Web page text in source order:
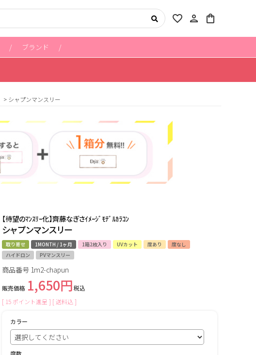
favorite_border person shopping_bag
ブランド
シャプンマンスリー
【待望のﾏﾝｽﾘｰ化】齊藤なぎさｲﾒｰｼﾞﾓﾃﾞﾙｶﾗｺﾝ
シャプンマンスリー
取り寄せ 1MONTH / 1ヶ月 1箱2枚入り UVカット 度あり
度なし
ハイドロン
PVマンスリー
商品番号 1m2-chapun
販売価格 1,650
税込
[ 15 ポイント進呈 ] 送料込
カラー
度数